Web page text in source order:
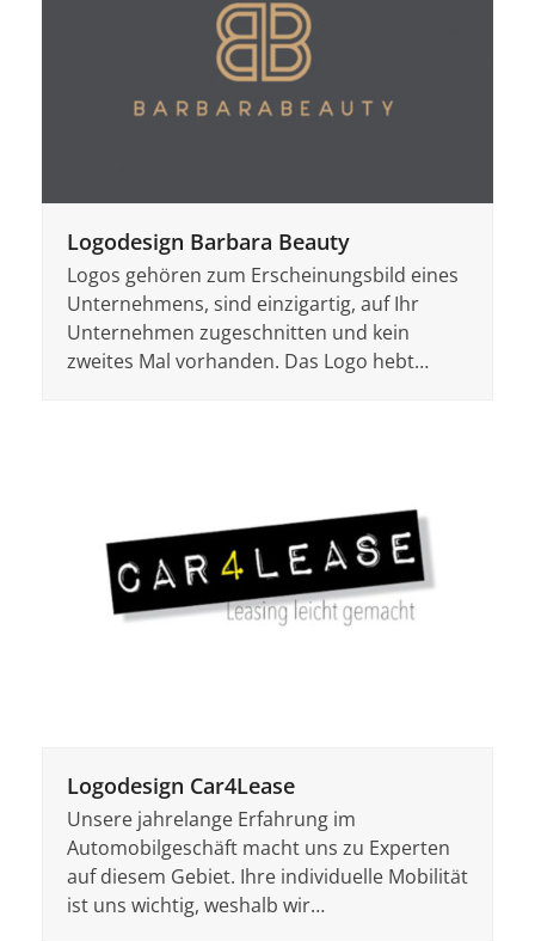
Logodesign Barbara Beauty
Logos gehören zum Erscheinungsbild eines
Unternehmens, sind einzigartig, auf Ihr
Unternehmen zugeschnitten und kein
zweites Mal vorhanden. Das Logo hebt…
Logodesign Car4Lease
Unsere jahrelange Erfahrung im
Automobilgeschäft macht uns zu Experten
auf diesem Gebiet. Ihre individuelle Mobilität
ist uns wichtig, weshalb wir…